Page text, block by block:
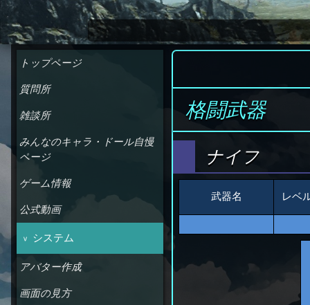
格闘武器
ナイフ
武器名 レベ
トップページ
質問所
雑談所
みんなのキャラ・ドール自慢
ページ
ゲーム情報
公式動画
システム
アバター作成
画面の見方